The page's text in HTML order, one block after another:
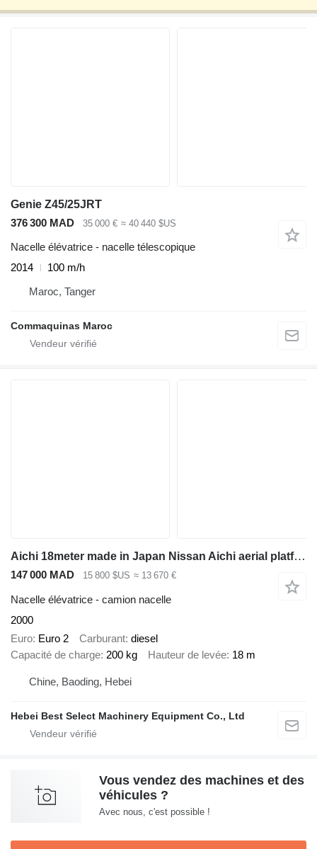
Genie Z45/25JRT
376 300 MAD
35 000 € ≈ 40 440 $US
Nacelle élévatrice - nacelle télescopique
2014
100 m/h
Maroc, Tanger
Commaquinas Maroc
Aichi 18meter made in Japan Nissan Aichi aerial platform car origina
147 000 MAD 15 800 $US ≈ 13 670 €
Nacelle élévatrice - camion nacelle
2000
Euro Euro 2 Carburant diesel
Capacité de charge 200 kg Hauteur de levée 18 m
Chine, Baoding, Hebei
Hebei Best Select Machinery Equipment Co., Ltd
Vous vendez des machines et des
véhicules ?
Avec nous, c'est possible !